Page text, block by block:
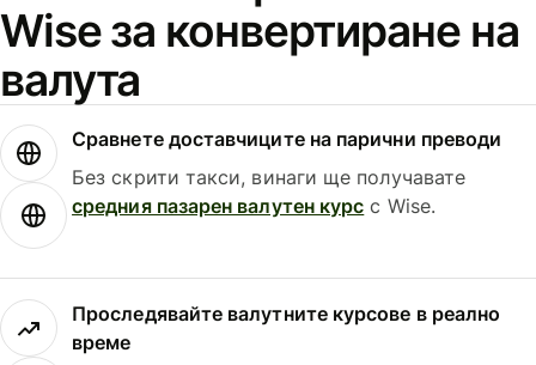
Wise за конвертиране на
валута
Сравнете доставчиците на парични преводи
Без скрити такси, винаги ще получавате
средния пазарен валутен курс с Wise.
Проследявайте валутните курсове в реално
време